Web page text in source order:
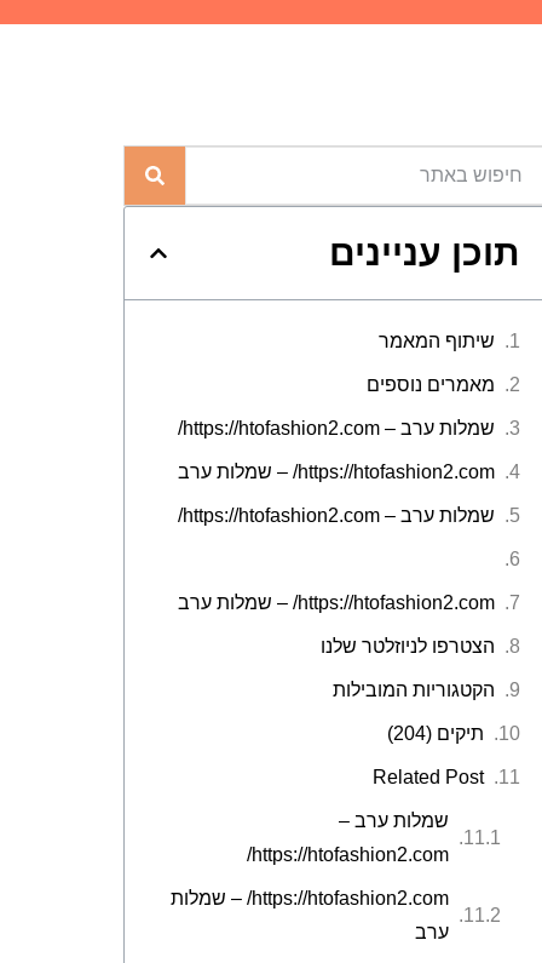
תוכן עניינים
שיתוף המאמר
מאמרים נוספים
שמלות ערב – https://htofashion2.com/
https://htofashion2.com/ – שמלות ערב
שמלות ערב – https://htofashion2.com/
https://htofashion2.com/ – שמלות ערב
הצטרפו לניוזלטר שלנו
הקטגוריות המובילות
תיקים (204)
Related Post
שמלות ערב –
https://htofashion2.com/
https://htofashion2.com/ – שמלות
ערב